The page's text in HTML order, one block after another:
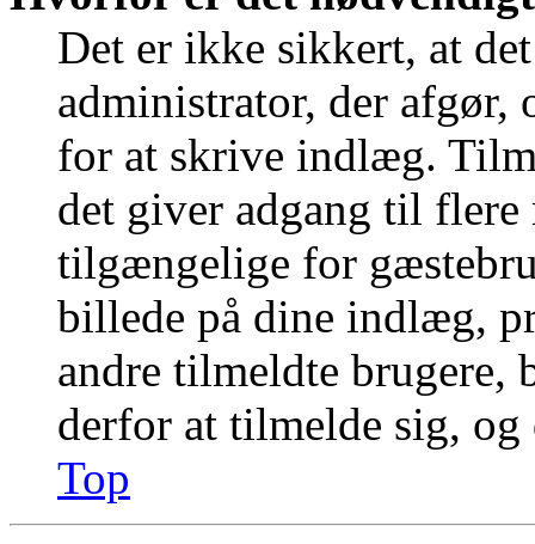
Det er ikke sikkert, at
administrator, der afgør,
for at skrive indlæg.
det giver adgang til
tilgængelige for
billede på dine indlæg,
andre tilmeldte brugere,
derfor at tilmelde sig,
Top